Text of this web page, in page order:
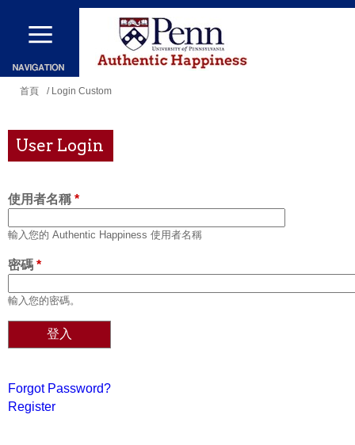
移
主
內
您
這
裡
首頁 / Login Custom
User Login
使用者名稱 *
輸入您的 Authentic Happiness 使用者名稱
密碼 *
輸入您的密碼。
Forgot Password?
Register